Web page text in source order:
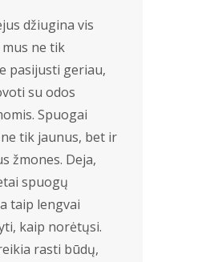
džiugina vis
ne tik
pasijusti geriau,
su odos
Spuogai
tik jaunus, bet ir
žmones. Deja,
spuogų
taip lengvai
kaip norėtųsi.
rasti būdų,